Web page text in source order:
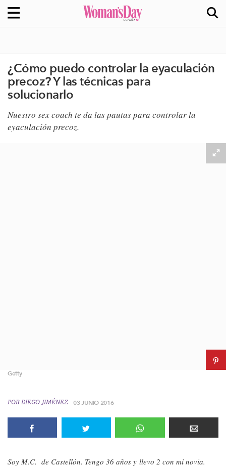
¿Cómo puedo controlar la eyaculación
precoz? Y las técnicas para
solucionarlo
​Nuestro sex coach te da las pautas para controlar la
eyaculación precoz.
Getty
POR DIEGO JIMÉNEZ 03 JUNIO 2016
Soy M.C. de Castellón. Tengo 36 años y llevo 2 con mi novia.